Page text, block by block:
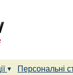
Персональні